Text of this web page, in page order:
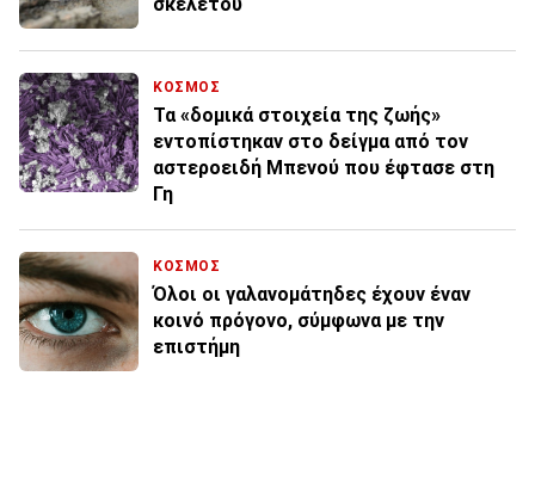
σκελετού
ΚΟΣΜΟΣ
Τα «δομικά στοιχεία της ζωής»
εντοπίστηκαν στο δείγμα από τον
αστεροειδή Μπενού που έφτασε στη
Γη
ΚΟΣΜΟΣ
Όλοι οι γαλανομάτηδες έχουν έναν
κοινό πρόγονο, σύμφωνα με την
επιστήμη